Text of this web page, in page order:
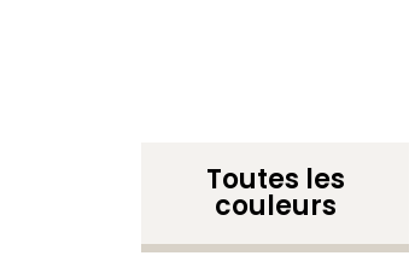
Toutes les
couleurs